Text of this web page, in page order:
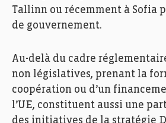
Tallinn ou récemment à Sofia
de gouvernement.
Au-delà du cadre
non législatives, prenant la
coopération ou d’un
l’UE, constituent aussi une
des initiatives de la stratégie